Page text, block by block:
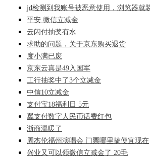
jd检测到我账号被恶意使用，浏览器就
平安 微信立减金
云闪付抽奖有水
求助的问题，关于京东购买退货
度小满已废
京东云真是49入国军
工行抽奖中了3个立减金
中信10立减金
支付宝18福利日 5元
翼支付数字人民币话费红包
浙商温暖了
周杰伦福州演唱会 门票哪里搞便宜现在
兴业又可以领微信立减金了 20毛